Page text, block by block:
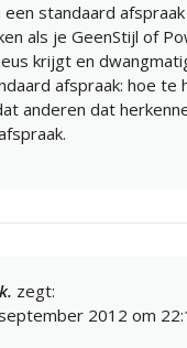
een standaard
als je GeenStijl of
krijgt en
afspraak: hoe te
anderen dat
zegt:
2012 om